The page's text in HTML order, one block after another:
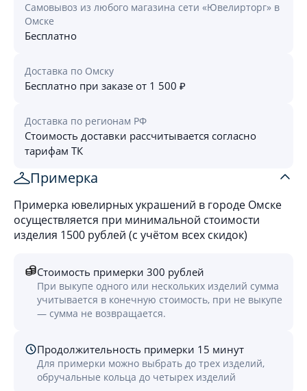
Самовывоз из любого магазина сети «Ювелирторг» в
Омске
Бесплатно
Доставка по Омску
Бесплатно при заказе от 1 500 ₽
Доставка по регионам РФ
Стоимость доставки рассчитывается согласно
тарифам ТК
Примерка
Примерка ювелирных украшений в городе Омске
осуществляется при минимальной стоимости
изделия 1500 рублей (с учётом всех скидок)
Стоимость примерки 300 рублей
При выкупе одного или нескольких изделий сумма
учитывается в конечную стоимость, при не выкупе
— сумма не возвращается.
Продолжительность примерки 15 минут
Для примерки можно выбрать до трех изделий,
обручальные кольца до четырех изделий